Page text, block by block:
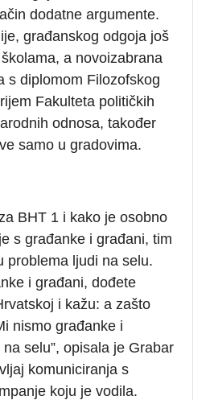
dodatne argumente.
građanskog odgoja još
a novoizabrana
s diplomom Filozofskog
Fakulteta političkih
odnosa, također
samo u gradovima.
BHT 1 i kako je osobno
s građanke i građani, tim
problema ljudi na selu.
i građani, dođete
i kažu: a zašto
nismo građanke i
selu”, opisala je Grabar
komuniciranja s
koju je vodila.